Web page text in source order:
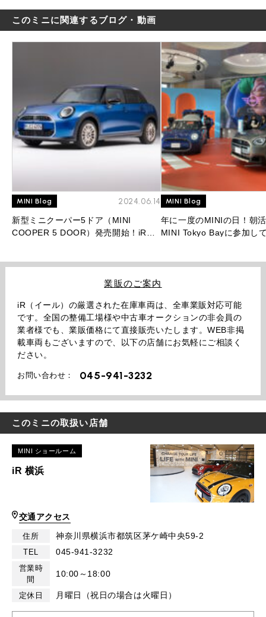
このミニに関連するブログ・動画
MINI Blog 2024.06.14
新型ミニクーパー5ドア（MINI
COOPER 5 DOOR）発売開始！iR人
MINI Blog
年に一度のMINIの日！朝
MINI Tokyo Bayに参加し
業販のご案内
iR（イール）の厳選された在庫車両は、全車業販対応可能
です。全国の整備工場様や中古車オークションの非会員の
業者様でも、業販価格にて直接販売いたします。WEB非掲
載車両もございますので、以下の店舗にお気軽にご相談く
ださい。
お問い合わせ： 045-941-3232
このミニの取扱い店舗
MINI ショールーム
iR 横浜
交通アクセス
住所 神奈川県横浜市都筑区茅ケ崎中央59-2
TEL 045-941-3232
営業時
間
10:00～18:00
定休日 月曜日（祝日の場合は火曜日）